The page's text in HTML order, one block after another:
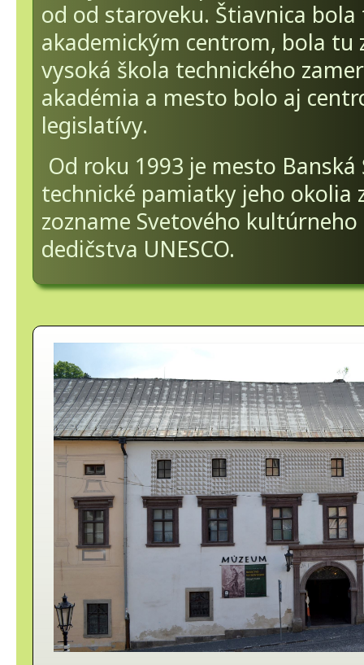
od od staroveku. Štiavnica
akademickým centrom, bola tu
vysoká škola technického
akadémia a mesto bolo aj
legislatívy.
Od roku 1993 je mesto
technické pamiatky jeho okolia
zozname Svetového
dedičstva UNESCO.